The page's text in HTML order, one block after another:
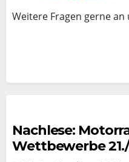
Weitere Fragen gerne an
Nachlese:
Wettbewerbe